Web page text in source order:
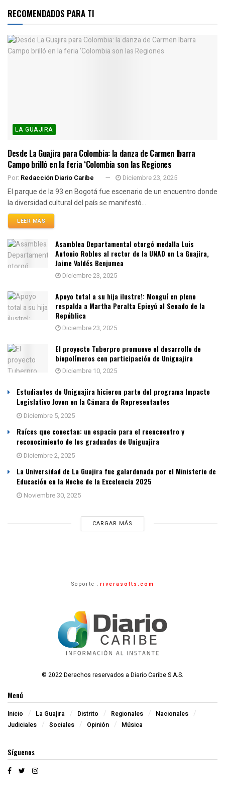
RECOMENDADOS PARA TI
LA GUAJIRA
Desde La Guajira para Colombia: la danza de Carmen Ibarra
Campo brilló en la feria ‘Colombia son las Regiones
Por: Redacción Diario Caribe Diciembre 23, 2025
El parque de la 93 en Bogotá fue escenario de un encuentro donde
la diversidad cultural del país se manifestó...
LEER MÁS
Asamblea Departamental otorgó medalla Luis
Antonio Robles al rector de la UNAD en La Guajira,
Jaime Valdés Benjumea
Diciembre 23, 2025
Apoyo total a su hija ilustre!: Monguí en pleno
respalda a Martha Peralta Epieyú al Senado de la
República
Diciembre 23, 2025
El proyecto Tuberpro promueve el desarrollo de
biopolímeros con participación de Uniguajira
Diciembre 10, 2025
Estudiantes de Uniguajira hicieron parte del programa Impacto
Legislativo Joven en la Cámara de Representantes
Diciembre 5, 2025
Raíces que conectan: un espacio para el reencuentro y
reconocimiento de los graduados de Uniguajira
Diciembre 2, 2025
La Universidad de La Guajira fue galardonada por el Ministerio de
Educación en la Noche de la Excelencia 2025
Noviembre 30, 2025
CARGAR MÁS
Soporte : riverasofts.com
© 2022 Derechos reservados a Diario Caribe S.A.S.
Menú
Inicio La Guajira Distrito Regionales
Nacionales
Judiciales
Sociales Opinión Música
Síguenos